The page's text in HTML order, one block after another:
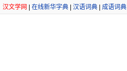
汉文学网 在线新华字典 汉语词典 成语词典